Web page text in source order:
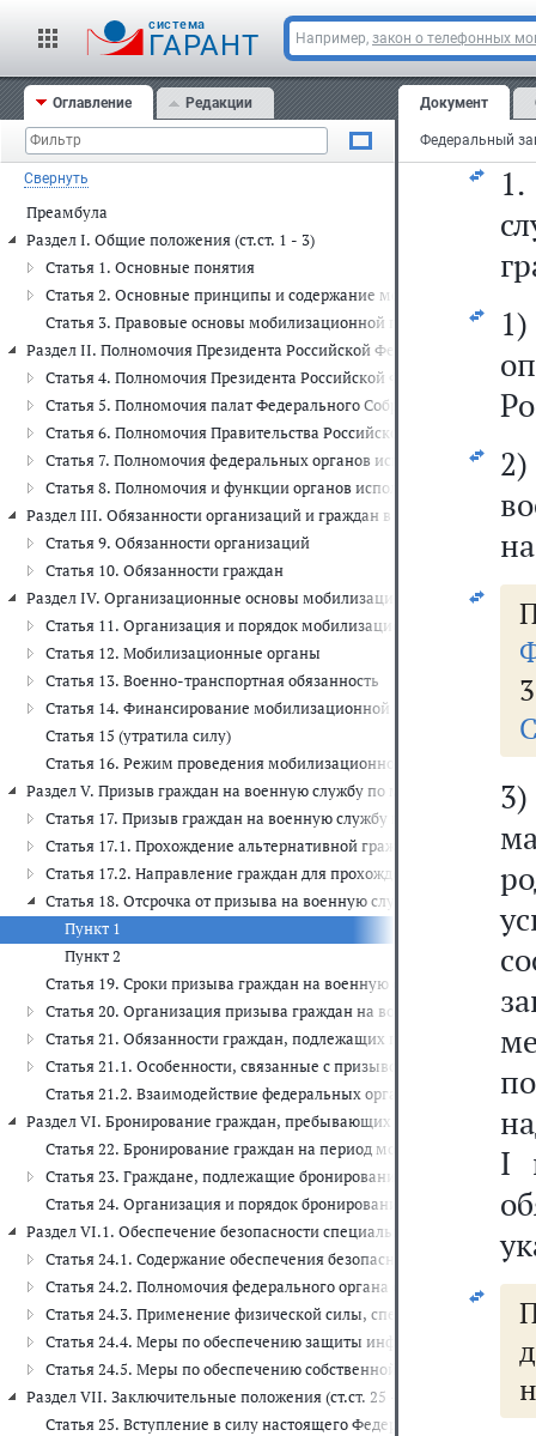
cистема
ГАРАНТ Например, закон о телефонных
Оглавление Редакции
Свернуть
Преамбула
Раздел I. Общие положения (ст.ст. 1 - 3)
Статья 1. Основные понятия
Статья 2. Основные принципы и содержание мобилизационной
Статья 3. Правовые основы мобилизационной подготовки и
Раздел II. Полномочия Президента Российской Федерации и
Статья 4. Полномочия Президента Российской Федерации
Статья 5. Полномочия палат Федерального Собрания
Статья 6. Полномочия Правительства Российской Федерации
Статья 7. Полномочия федеральных органов исполнительной
Статья 8. Полномочия и функции органов исполнительной
Раздел III. Обязанности организаций и граждан в области
Статья 9. Обязанности организаций
Статья 10. Обязанности граждан
Раздел IV. Организационные основы мобилизационной подготовки
Статья 11. Организация и порядок мобилизационной подготовки
Статья 12. Мобилизационные органы
Статья 13. Военно-транспортная обязанность
Статья 14. Финансирование мобилизационной подготовки и
Статья 15 (утратила силу)
Статья 16. Режим проведения мобилизационной подготовки и
Раздел V. Призыв граждан на военную службу по мобилизации
Статья 17. Призыв граждан на военную службу по мобилизации
Статья 17.1. Прохождение альтернативной гражданской службы
Статья 17.2. Направление граждан для прохождения службы в
Статья 18. Отсрочка от призыва на военную службу по
Пункт 1
Пункт 2
Статья 19. Сроки призыва граждан на военную службу по
Статья 20. Организация призыва граждан на военную службу по
Статья 21. Обязанности граждан, подлежащих призыву на
Статья 21.1. Особенности, связанные с призывом на военную
Статья 21.2. Взаимодействие федеральных органов
Раздел VI. Бронирование граждан, пребывающих в запасе, на
Статья 22. Бронирование граждан на период мобилизации и на
Статья 23. Граждане, подлежащие бронированию на период
Статья 24. Организация и порядок бронирования граждан на
Раздел VI.1. Обеспечение безопасности специальных объектов и
Статья 24.1. Содержание обеспечения безопасности
Статья 24.2. Полномочия федерального органа обеспечения
Статья 24.3. Применение физической силы, специальных
Статья 24.4. Меры по обеспечению защиты информации о
Статья 24.5. Меры по обеспечению собственной безопасности
Раздел VII. Заключительные положения (ст.ст. 25 - 26)
Статья 25. Вступление в силу настоящего Федерального закона
Документ
I